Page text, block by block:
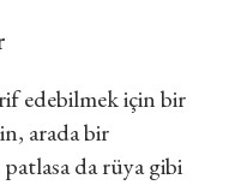
edebilmek için bir
arada bir
da rüya gibi